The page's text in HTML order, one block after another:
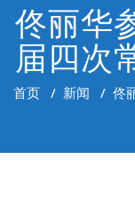
佟丽华
届四次
首页 / 新闻 / 佟